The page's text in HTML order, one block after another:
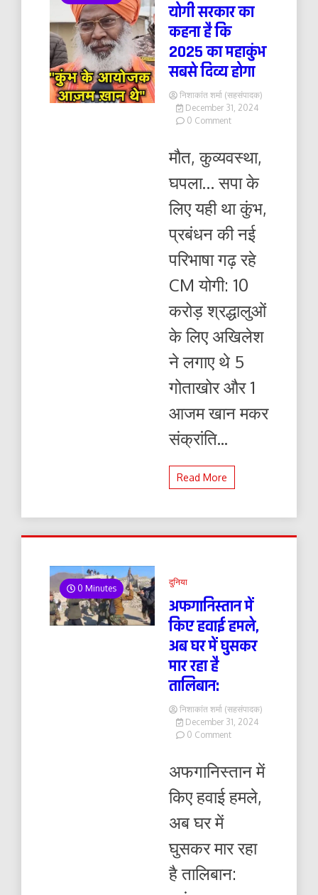
योगी सरकार का
कहना है कि
2025 का महाकुंभ
सबसे दिव्य होगा
निशाकांत शर्मा (सहसंपादक)
December 31, 2024
0 Commenton
का
है
2025
महाकुंभ
दिव्य
मौत, कुव्यवस्था,
घपला… सपा के
लिए यही था कुंभ,
प्रबंधन की नई
परिभाषा गढ़ रहे
CM योगी: 10
करोड़ श्रद्धालुओं
के लिए अखिलेश
ने लगाए थे 5
गोताखोर और 1
आजम खान मकर
संक्रांति...
Read More
0 Minutes
दुनिया
अफगानिस्तान में
किए हवाई हमले,
अब घर में घुसकर
मार रहा है
तालिबान:
निशाकांत शर्मा (सहसंपादक)
December 31, 2024
0 Commenton
किए
हमले,
घुसकर
रहा
अफगानिस्तान में
किए हवाई हमले,
अब घर में
घुसकर मार रहा
है तालिबान: